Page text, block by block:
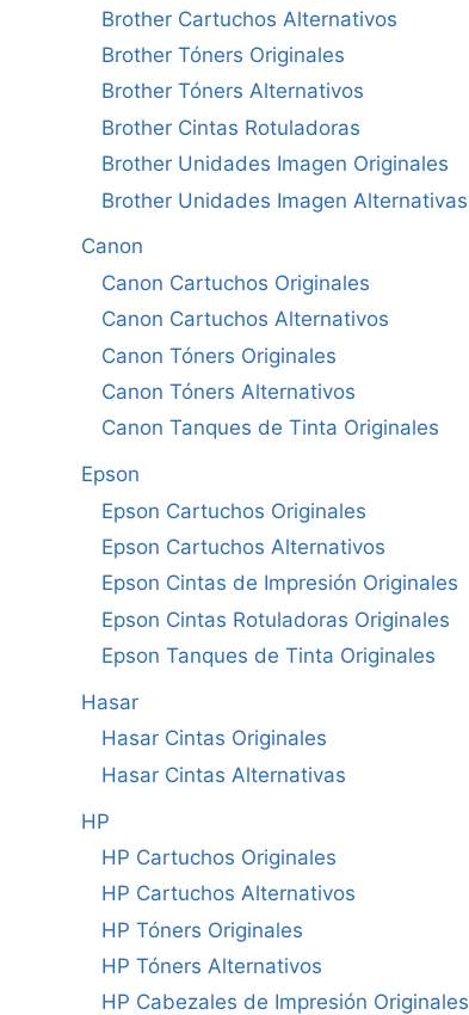
Brother Cartuchos Alternativos
Brother Tóners Originales
Brother Tóners Alternativos
Brother Cintas Rotuladoras
Brother Unidades Imagen Originales
Brother Unidades Imagen Alternativas
Canon
Canon Cartuchos Originales
Canon Cartuchos Alternativos
Canon Tóners Originales
Canon Tóners Alternativos
Canon Tanques de Tinta Originales
Epson
Epson Cartuchos Originales
Epson Cartuchos Alternativos
Epson Cintas de Impresión Originales
Epson Cintas Rotuladoras Originales
Epson Tanques de Tinta Originales
Hasar
Hasar Cintas Originales
Hasar Cintas Alternativas
HP
HP Cartuchos Originales
HP Cartuchos Alternativos
HP Tóners Originales
HP Tóners Alternativos
HP Cabezales de Impresión Originales